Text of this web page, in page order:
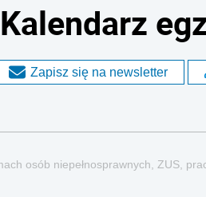
Zapisz się na newsletter
osób niepełnosprawnych, ZUS,